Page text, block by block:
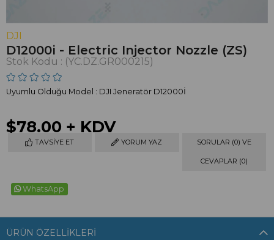
DJI
D12000i - Electric Injector Nozzle (ZS)
Stok Kodu (YC.DZ.GR000215)
Uyumlu Olduğu Model : DJI Jeneratör D12000İ
$78.00 + KDV
TAVSIYE ET YORUM YAZ SORULAR (0) VE
CEVAPLAR (0)
WhatsApp
ÜRÜN ÖZELLIKLERI